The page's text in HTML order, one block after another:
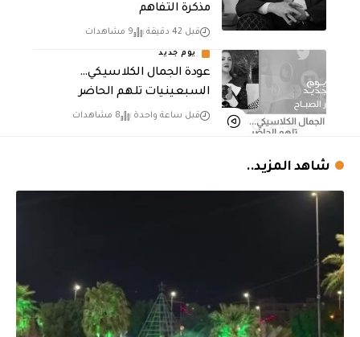
مذكرة التفاهم
قبل 42 دقيقة 9 مشاهدات
يوم جديد
عودة الجمال الكلاسيكي…
السبعينيات تلهم الحاضر
قبل ساعة واحدة 8 مشاهدات
شاهد المزيد..